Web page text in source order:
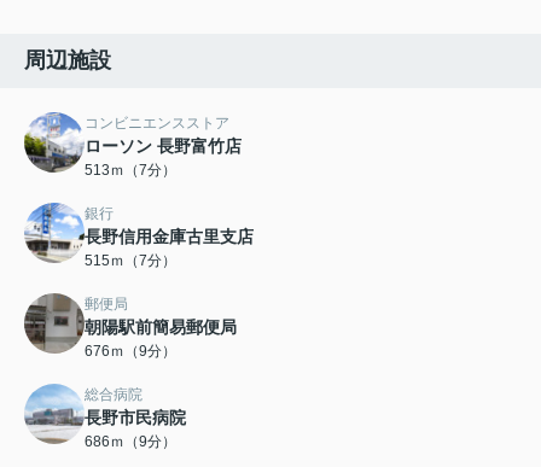
周辺施設
コンビニエンスストア
ローソン 長野富竹店
513ｍ（7分）
銀行
長野信用金庫古里支店
515ｍ（7分）
郵便局
朝陽駅前簡易郵便局
676ｍ（9分）
総合病院
長野市民病院
686ｍ（9分）